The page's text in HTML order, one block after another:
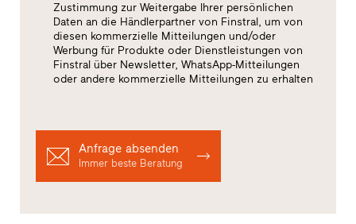
Zustimmung zur Weitergabe Ihrer persönlichen
Daten an die Händlerpartner von Finstral, um von
diesen kommerzielle Mitteilungen und/oder
Werbung für Produkte oder Dienstleistungen von
Finstral über Newsletter, WhatsApp-Mitteilungen
oder andere kommerzielle Mitteilungen zu erhalten
Anfrage absenden
Immer beste Beratung